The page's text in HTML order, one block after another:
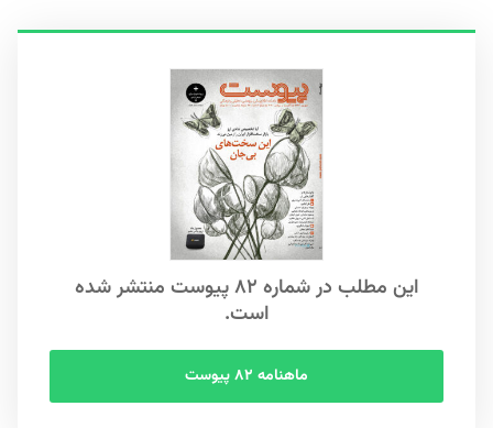
این مطلب در شماره ۸۲ پیوست منتشر شده
است.
ماهنامه ۸۲ پیوست